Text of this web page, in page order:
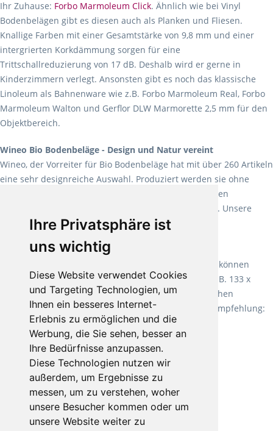
Ihre Privatsphäre ist
uns wichtig
Diese Website verwendet Cookies
und Targeting Technologien, um
Ihnen ein besseres Internet-
Erlebnis zu ermöglichen und die
Werbung, die Sie sehen, besser an
Ihre Bedürfnisse anzupassen.
Diese Technologien nutzen wir
außerdem, um Ergebnisse zu
messen, um zu verstehen, woher
unsere Besucher kommen oder um
unsere Website weiter zu
Ihr Zuhause: Forbo Marmoleum Click. Ähnlich wie bei Vinyl
Bodenbelägen gibt es diesen auch als Planken und Fliesen.
Knallige Farben mit einer Gesamtstärke von 9,8 mm und einer
intergrierten Korkdämmung sorgen für eine
Trittschallreduzierung von 17 dB. Deshalb wird er gerne in
Kinderzimmern verlegt. Ansonsten gibt es noch das klassische
Linoleum als Bahnenware wie z.B. Forbo Marmoleum Real, Forbo
Marmoleum Walton und Gerflor DLW Marmorette 2,5 mm für den
Objektbereich.
Wineo Bio Bodenbeläge - Design und Natur vereint
Wineo, der Vorreiter für Bio Bodenbeläge hat mit über 260 Artikeln
eine sehr designreiche Auswahl. Produziert werden sie ohne
Weichmacher und Lösungsmittel. Mit allen verfügbaren
Verlegearten ist er für jegliche Bauvorhaben attraktiv. Unsere
Empfehlung:Wineo 1000 Multi Layer XXL.
Teppiche für ein angenehmes Laufgefühl
machen es schon lange vor. Sie können
Teppich in Ihrem gewünschten Sondermaß kaufen, z.B. 133 x
60cm. Vor allem in Schlafzimmern aufgrund der weichen
Oberfläche ein sehr beliebter Zusatzboden. Unsere Empfehlung:
Fletco Fluffy und Fletco Hermelin